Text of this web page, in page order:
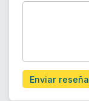
Enviar reseña